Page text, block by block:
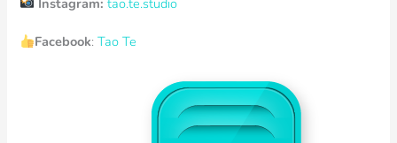
Instagram: tao.te.studio
Facebook:Tao Te